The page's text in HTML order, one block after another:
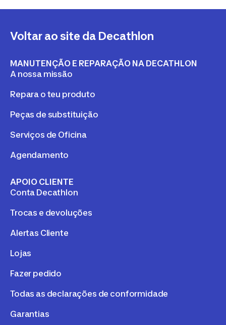
Voltar ao site da Decathlon
MANUTENÇÃO E REPARAÇÃO NA DECATHLON
A nossa missão
Repara o teu produto
Peças de substituição
Serviços de Oficina
Agendamento
APOIO CLIENTE
Conta Decathlon
Trocas e devoluções
Alertas Cliente
Lojas
Fazer pedido
Todas as declarações de conformidade
Garantias